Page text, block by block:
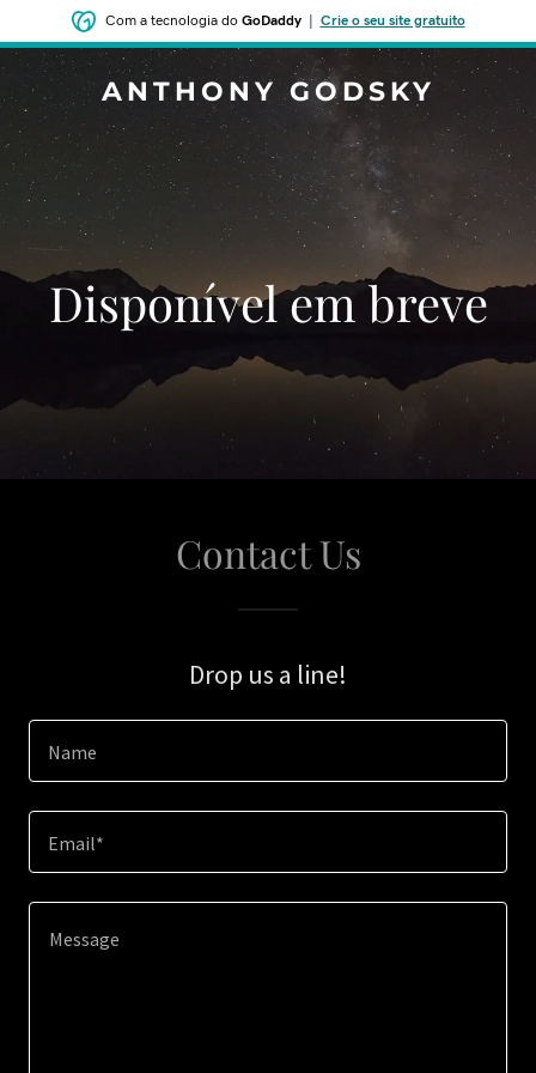
Com a tecnologia do GoDaddy| Crie o seu site gratuito
ANTHONY GODSKY
Disponível em breve
Contact Us
Drop us a line!
Name
Email*